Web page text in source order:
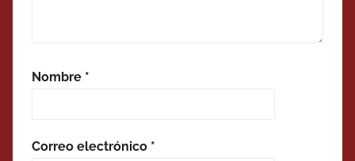
Nombre *
Correo electrónico *